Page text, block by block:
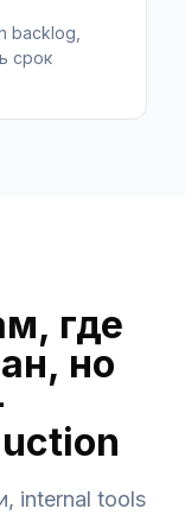
backlog,
срок
где
но
internal tools